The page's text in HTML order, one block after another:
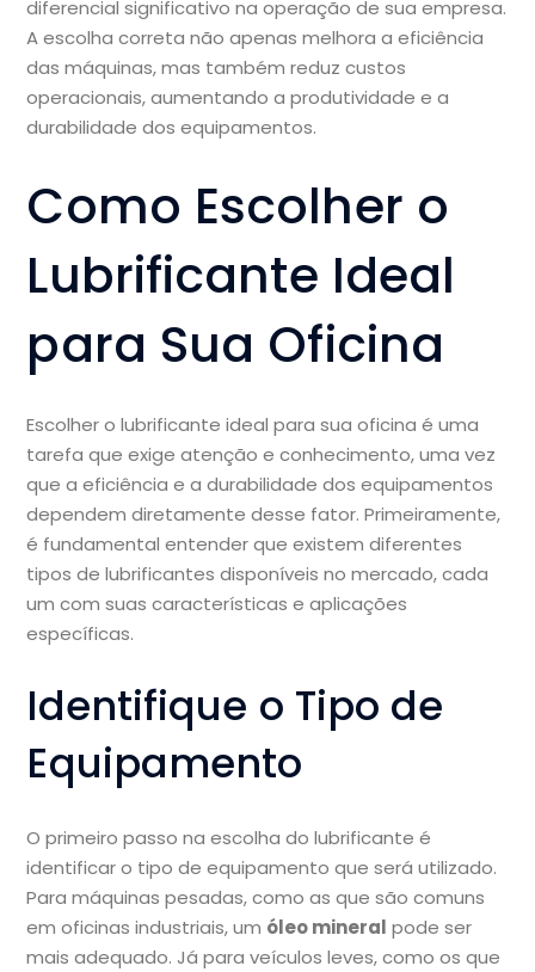
diferencial significativo na operação de sua empresa.
A escolha correta não apenas melhora a eficiência
das máquinas, mas também reduz custos
operacionais, aumentando a produtividade e a
durabilidade dos equipamentos.
Como Escolher o
Lubrificante Ideal
para Sua Oficina
Escolher o lubrificante ideal para sua oficina é uma
tarefa que exige atenção e conhecimento, uma vez
que a eficiência e a durabilidade dos equipamentos
dependem diretamente desse fator. Primeiramente,
é fundamental entender que existem diferentes
tipos de lubrificantes disponíveis no mercado, cada
um com suas características e aplicações
específicas.
Identifique o Tipo de
Equipamento
O primeiro passo na escolha do lubrificante é
identificar o tipo de equipamento que será utilizado.
Para máquinas pesadas, como as que são comuns
em oficinas industriais, um óleo mineral pode ser
mais adequado. Já para veículos leves, como os que